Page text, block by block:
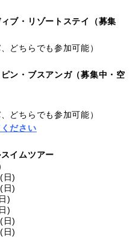
ブ・リゾートステイ（募集
どちらでも参加可能）
ン・ブスアンガ（募集中・空
どちらでも参加可能）
ださい
イムツアー
日)
日)
)
)
日)
日)